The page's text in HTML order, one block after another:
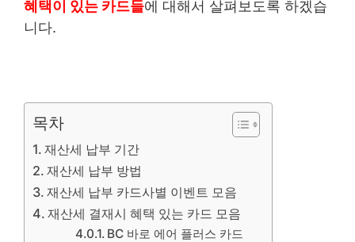
혜택이 있는 카드들에 대해서 살펴보도록 하겠습
니다.
목차
재산세 납부 기간
재산세 납부 방법
재산세 납부 카드사별 이벤트 모음
재산세 결재시 혜택 있는 카드 모음
BC 바로 에어 플러스 카드